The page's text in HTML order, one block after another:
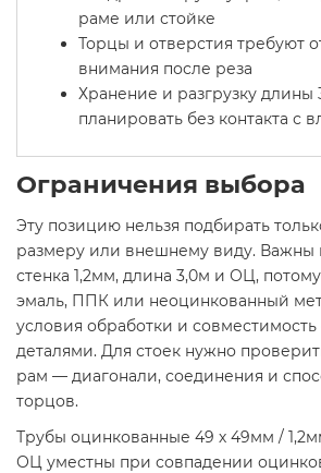
раме или стойке
Торцы и отверстия требуют
внимания после реза
Хранение и разгрузку длины
планировать без контакта с
Ограничения выбора
Эту позицию нельзя подбирать
размеру или внешнему виду. Важны
стенка 1,2мм, длина 3,0м и ОЦ,
эмаль, ППК или неоцинкованный
условия обработки и
деталями. Для стоек нужно
рам — диагонали, соединения и
торцов.
Трубы оцинкованные 49 х 49мм /
ОЦ уместны при совпадении